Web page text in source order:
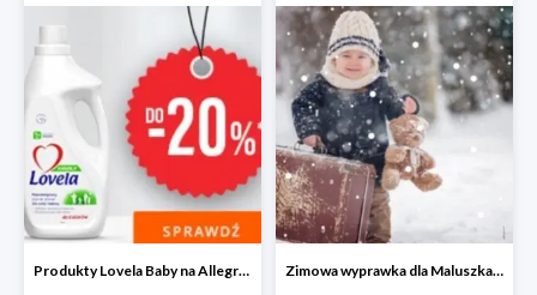
Produkty Lovela Baby na Allegro do -20% Zimowa wyprawka dla Maluszka na Allegro do -40%